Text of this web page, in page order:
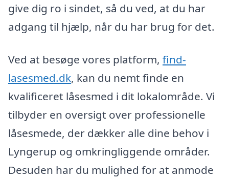
give dig ro i sindet, så du ved, at du har
adgang til hjælp, når du har brug for det.
Ved at besøge vores platform, find-
lasesmed.dk, kan du nemt finde en
kvalificeret låsesmed i dit lokalområde. Vi
tilbyder en oversigt over professionelle
låsesmede, der dækker alle dine behov i
Lyngerup og omkringliggende områder.
Desuden har du mulighed for at anmode